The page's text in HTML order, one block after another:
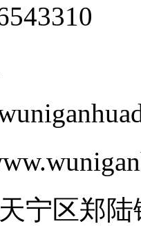
宁区郑陆